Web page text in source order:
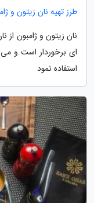
طرز تهیه نان زیتون و
نان زیتون و ژامبون
ای برخوردار است و
استفاده نمود